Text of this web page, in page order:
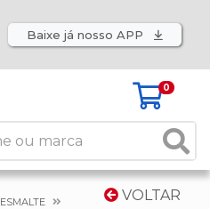
Baixe já nosso APP
0
VOLTAR
ESMALTE